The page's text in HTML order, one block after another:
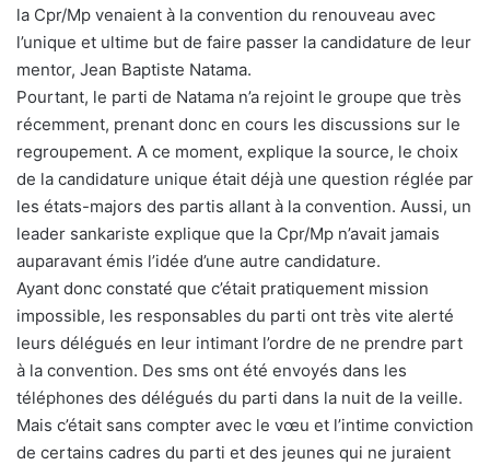
la Cpr/Mp venaient à la convention du renouveau avec
l’unique et ultime but de faire passer la candidature de leur
mentor, Jean Baptiste Natama.
Pourtant, le parti de Natama n’a rejoint le groupe que très
récemment, prenant donc en cours les discussions sur le
regroupement. A ce moment, explique la source, le choix
de la candidature unique était déjà une question réglée par
les états-majors des partis allant à la convention. Aussi, un
leader sankariste explique que la Cpr/Mp n’avait jamais
auparavant émis l’idée d’une autre candidature.
Ayant donc constaté que c’était pratiquement mission
impossible, les responsables du parti ont très vite alerté
leurs délégués en leur intimant l’ordre de ne prendre part
à la convention. Des sms ont été envoyés dans les
téléphones des délégués du parti dans la nuit de la veille.
Mais c’était sans compter avec le vœu et l’intime conviction
de certains cadres du parti et des jeunes qui ne juraient